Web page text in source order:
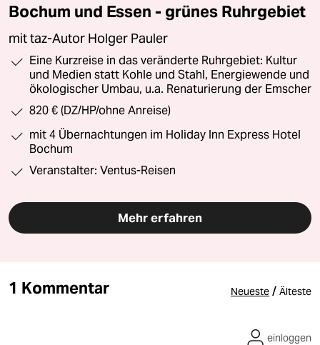
Bochum und Essen - grünes Ruhrgebiet
mit taz-Autor Holger Pauler
Eine Kurzreise in das veränderte Ruhrgebiet: Kultur
und Medien statt Kohle und Stahl, Energiewende und
ökologischer Umbau, u.a. Renaturierung der Emscher
820 € (DZ/HP/ohne Anreise)
mit 4 Übernachtungen im Holiday Inn Express Hotel
Bochum
Veranstalter: Ventus-Reisen
Mehr erfahren
1 Kommentar Neueste / Älteste
einloggen